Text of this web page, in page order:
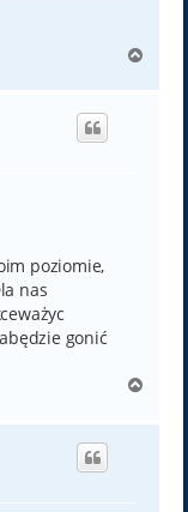
g
poziomie,
nas
gonić
g